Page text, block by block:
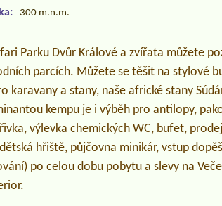
300 m.n.m.
Parku Dvůr Králové a zvířata můžete
parcích. Můžete se těšit na stylové
karavany a stany, naše africké stany
kempu je i výběh pro antilopy,
výlevka chemických WC, bufet,
hřiště, půjčovna minikár, vstup
po celou dobu pobytu a slevy na